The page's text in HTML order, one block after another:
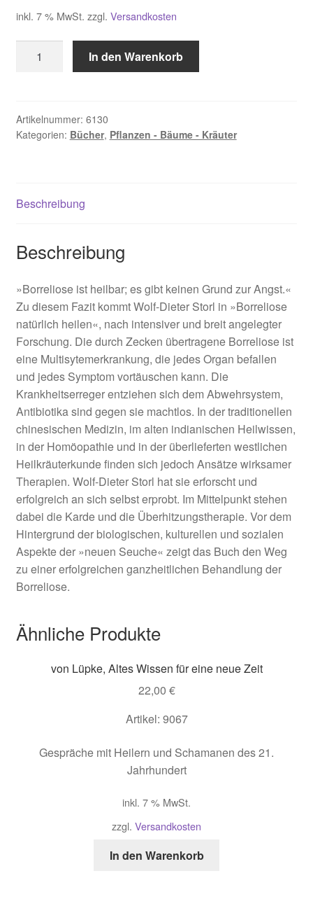
inkl. 7 % MwSt. zzgl. Versandkosten
,
Borreliose
In den Warenkorb
Artikelnummer: 6130
Kategorien: Bücher, Pflanzen - Bäume - Kräuter
Beschreibung
Beschreibung
»Borreliose ist heilbar; es gibt keinen Grund zur Angst.«
Zu diesem Fazit kommt Wolf-Dieter Storl in »Borreliose
natürlich heilen«, nach intensiver und breit angelegter
Forschung. Die durch Zecken übertragene Borreliose ist
eine Multisytemerkrankung, die jedes Organ befallen
und jedes Symptom vortäuschen kann. Die
Krankheitserreger entziehen sich dem Abwehrsystem,
Antibiotika sind gegen sie machtlos. In der traditionellen
chinesischen Medizin, im alten indianischen Heilwissen,
in der Homöopathie und in der überlieferten westlichen
Heilkräuterkunde finden sich jedoch Ansätze wirksamer
Therapien. Wolf-Dieter Storl hat sie erforscht und
erfolgreich an sich selbst erprobt. Im Mittelpunkt stehen
dabei die Karde und die Überhitzungstherapie. Vor dem
Hintergrund der biologischen, kulturellen und sozialen
Aspekte der »neuen Seuche« zeigt das Buch den Weg
zu einer erfolgreichen ganzheitlichen Behandlung der
Borreliose.
Ähnliche Produkte
von Lüpke, Altes Wissen für eine neue Zeit
22,00 €
Artikel: 9067
Gespräche mit Heilern und Schamanen des 21.
Jahrhundert
inkl. 7 % MwSt.
zzgl. Versandkosten
In den Warenkorb